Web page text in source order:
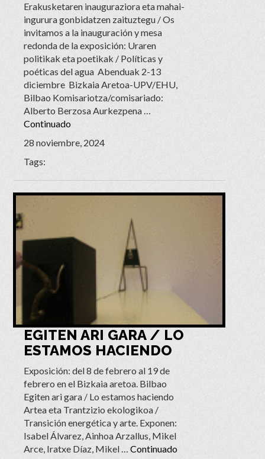
Erakusketaren inauguraziora eta mahai-
ingurura gonbidatzen zaituztegu / Os
invitamos a la inauguración y mesa
redonda de la exposición: Uraren
politikak eta poetikak / Políticas y
poéticas del agua ​ Abenduak 2-13
diciembre ​ Bizkaia Aretoa-UPV/EHU,
Bilbao Komisariotza/comisariado:
Alberto Berzosa Aurkezpena …
Continuado
28 noviembre, 2024
Tags:
EGITEN ARI GARA / LO
ESTAMOS HACIENDO
Exposición: del 8 de febrero al 19 de
febrero en el Bizkaia aretoa. Bilbao
Egiten ari gara / Lo estamos haciendo
Artea eta Trantzizio ekologikoa /
Transición energética y arte. Exponen:
Isabel Álvarez, Ainhoa Arzallus, Mikel
Arce, Iratxe Díaz, Mikel …Continuado